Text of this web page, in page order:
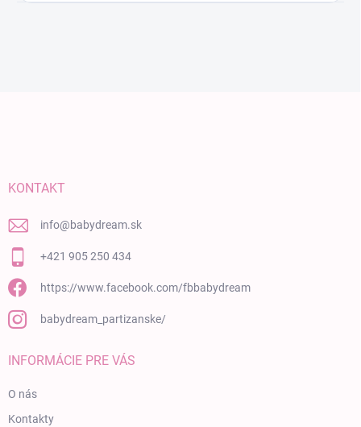
KONTAKT
info@babydream.sk
+421 905 250 434
https://www.facebook.com/fbbabydream
babydream_partizanske/
INFORMÁCIE PRE VÁS
O nás
Kontakty